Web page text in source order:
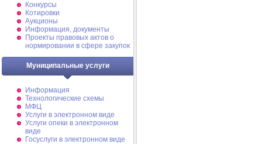
Конкурсы
Котировки
Аукционы
Информация, документы
Проекты правовых актов о
нормировании в сфере закупок
Муниципальные услуги
Информация
Технологические схемы
МФЦ
Услуги в электронном виде
Услуги опеки в электронном
виде
Госуслуги в электронном виде